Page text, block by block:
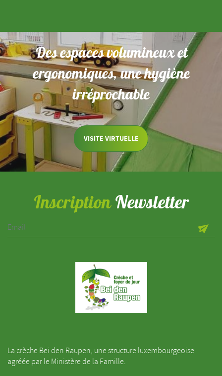
Des espaces volumineux et
ergonomiques, une hygiène
irréprochable
VISITE VIRTUELLE
InscriptionNewsletter
La crèche Bei den Raupen, une structure luxembourgeoise
agréée par le Ministère de la Famille.